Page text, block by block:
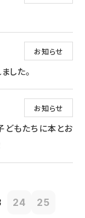
お知らせ
した。
お知らせ
どもたちに本とお
24 25